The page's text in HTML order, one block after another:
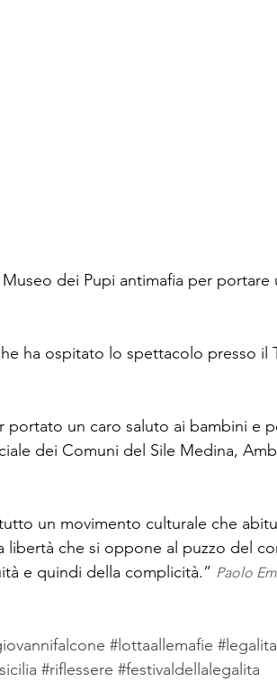
dei Pupi antimafia per portare
ha ospitato lo spettacolo presso il
portato un caro saluto ai bambini e
dei Comuni del Sile Medina,
un movimento culturale che
libertà che si oppone al puzzo del
e quindi della complicità.” Paolo
#lottaallemafie #legalita
#riflessere #festivaldellalegalita